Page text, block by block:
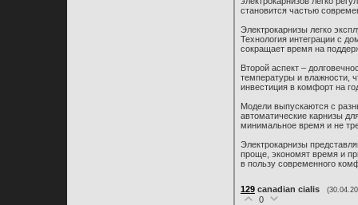
становится частью
Электрокарнизы легко
Технология интеграции с
сокращает время на
Второй аспект –
температуры и влажности,
инвестиция в комфорт на
Модели выпускаются с
автоматические карнизы
минимальное время и не
Электрокарнизы
проще, экономят время и
в пользу современного
129 canadian cialis
0